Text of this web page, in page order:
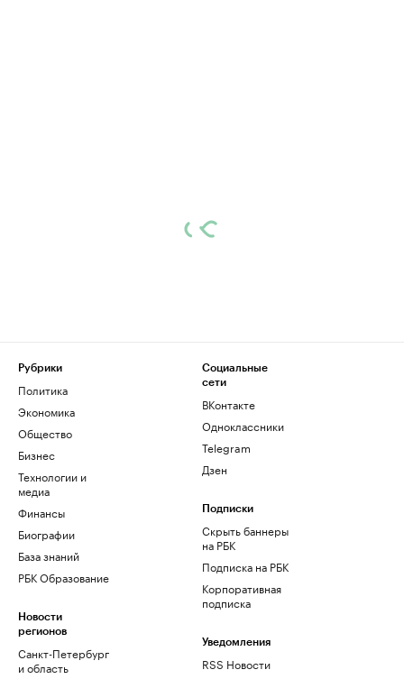
Рубрики
Политика
Экономика
Общество
Бизнес
Технологии и
медиа
Финансы
Биографии
База знаний
РБК Образование
Новости
регионов
Санкт-Петербург
и область
Социальные
сети
ВКонтакте
Одноклассники
Telegram
Дзен
Подписки
Скрыть баннеры
на РБК
Подписка на РБК
Корпоративная
подписка
Уведомления
RSS Новости